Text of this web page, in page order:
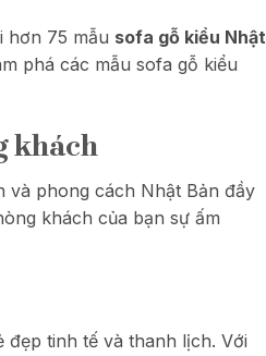
hơn 75 mẫu sofa gỗ kiểu Nhật
phá các mẫu sofa gỗ kiểu
khách
và phong cách Nhật Bản đầy
khách của bạn sự ấm
tinh tế và thanh lịch. Với